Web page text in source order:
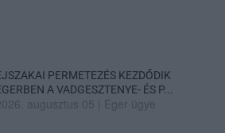
PERMETEZÉS KEZDŐDIK
A VADGESZTENYE- ÉS P...
augusztus 05 Eger ügye